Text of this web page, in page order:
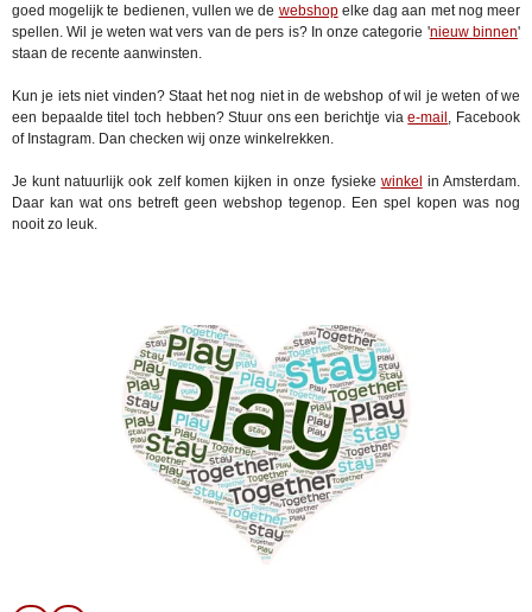
goed mogelijk te bedienen, vullen we de webshopelke dag aan met nog meer
spellen. Wil je weten wat vers van de pers is? In onze categorie 'nieuw binnen'
staan de recente aanwinsten.
Kun je iets niet vinden? Staat het nog niet in de webshop of wil je weten of we
een bepaalde titel toch hebben? Stuur ons een berichtje viae-mail , Facebook
of Instagram. Dan checken wij onze winkelrekken.
Je kunt natuurlijk ook zelf komen kijken in onze fysieke winkel in Amsterdam.
Daar kan wat ons betreft geen webshop tegenop. Een spel kopen was nog
nooit zo leuk.